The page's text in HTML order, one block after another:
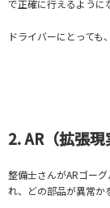
で正確に行えるように
ドライバーにとっても
2. AR（拡張
整備士さんがARゴー
れ、どの部品が異常か